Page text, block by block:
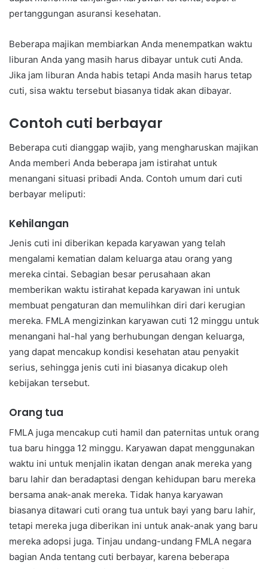
pertanggungan asuransi kesehatan.
Beberapa majikan membiarkan Anda menempatkan waktu
liburan Anda yang masih harus dibayar untuk cuti Anda.
Jika jam liburan Anda habis tetapi Anda masih harus tetap
cuti, sisa waktu tersebut biasanya tidak akan dibayar.
Contoh cuti berbayar
Beberapa cuti dianggap wajib, yang mengharuskan majikan
Anda memberi Anda beberapa jam istirahat untuk
menangani situasi pribadi Anda. Contoh umum dari cuti
berbayar meliputi:
Kehilangan
Jenis cuti ini diberikan kepada karyawan yang telah
mengalami kematian dalam keluarga atau orang yang
mereka cintai. Sebagian besar perusahaan akan
memberikan waktu istirahat kepada karyawan ini untuk
membuat pengaturan dan memulihkan diri dari kerugian
mereka. FMLA mengizinkan karyawan cuti 12 minggu untuk
menangani hal-hal yang berhubungan dengan keluarga,
yang dapat mencakup kondisi kesehatan atau penyakit
serius, sehingga jenis cuti ini biasanya dicakup oleh
kebijakan tersebut.
Orang tua
FMLA juga mencakup cuti hamil dan paternitas untuk orang
tua baru hingga 12 minggu. Karyawan dapat menggunakan
waktu ini untuk menjalin ikatan dengan anak mereka yang
baru lahir dan beradaptasi dengan kehidupan baru mereka
bersama anak-anak mereka. Tidak hanya karyawan
biasanya ditawari cuti orang tua untuk bayi yang baru lahir,
tetapi mereka juga diberikan ini untuk anak-anak yang baru
mereka adopsi juga. Tinjau undang-undang FMLA negara
bagian Anda tentang cuti berbayar, karena beberapa